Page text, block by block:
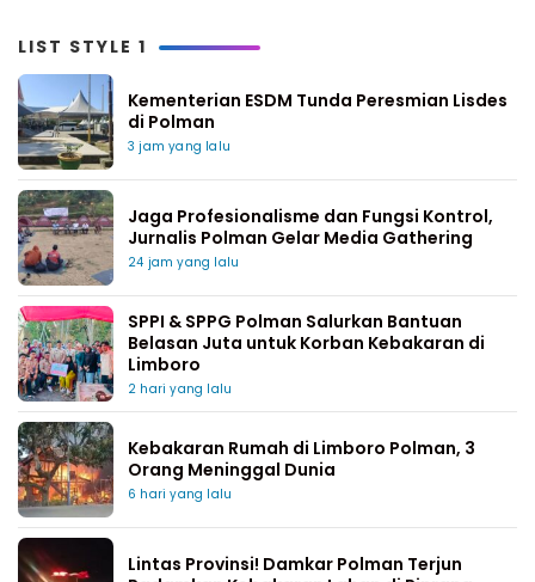
LIST STYLE 1
Kementerian ESDM Tunda Peresmian Lisdes
di Polman
3 jam yang lalu
Jaga Profesionalisme dan Fungsi Kontrol,
Jurnalis Polman Gelar Media Gathering
24 jam yang lalu
SPPI & SPPG Polman Salurkan Bantuan
Belasan Juta untuk Korban Kebakaran di
Limboro
2 hari yang lalu
Kebakaran Rumah di Limboro Polman, 3
Orang Meninggal Dunia
6 hari yang lalu
Lintas Provinsi! Damkar Polman Terjun